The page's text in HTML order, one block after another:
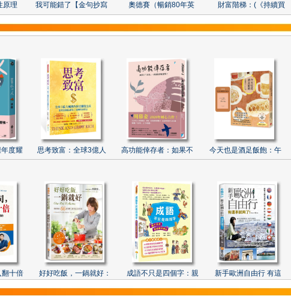
原理 我可能錯了【金句抄寫 奧德賽（暢銷80年英 財富階梯：(《持續買
度耀 思考致富：全球3億人 高功能倖存者：如果不 今天也是酒足飯飽：午
翻十倍 好好吃飯，一鍋就好： 成語不只是四個字：親 新手歐洲自由行 有這